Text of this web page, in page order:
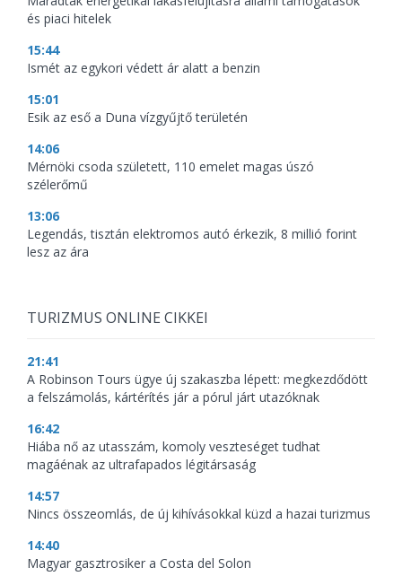
és piaci hitelek
15:44
Ismét az egykori védett ár alatt a benzin
15:01
Esik az eső a Duna vízgyűjtő területén
14:06
Mérnöki csoda született, 110 emelet magas úszó
szélerőmű
13:06
Legendás, tisztán elektromos autó érkezik, 8 millió forint
lesz az ára
TURIZMUS ONLINE CIKKEI
21:41
A Robinson Tours ügye új szakaszba lépett: megkezdődött
a felszámolás, kártérítés jár a pórul járt utazóknak
16:42
Hiába nő az utasszám, komoly veszteséget tudhat
magáénak az ultrafapados légitársaság
14:57
Nincs összeomlás, de új kihívásokkal küzd a hazai turizmus
14:40
Magyar gasztrosiker a Costa del Solon